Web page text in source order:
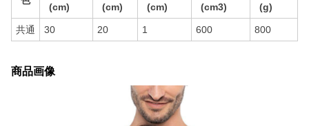
(cm)
(cm)
(cm)
(cm3)
(g)
共通 30 20 1 600 800
商品画像